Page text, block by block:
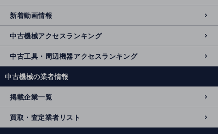
新着動画情報
中古機械アクセスランキング
中古工具・周辺機器アクセスランキング
中古機械の業者情報
掲載企業一覧
買取・査定業者リスト